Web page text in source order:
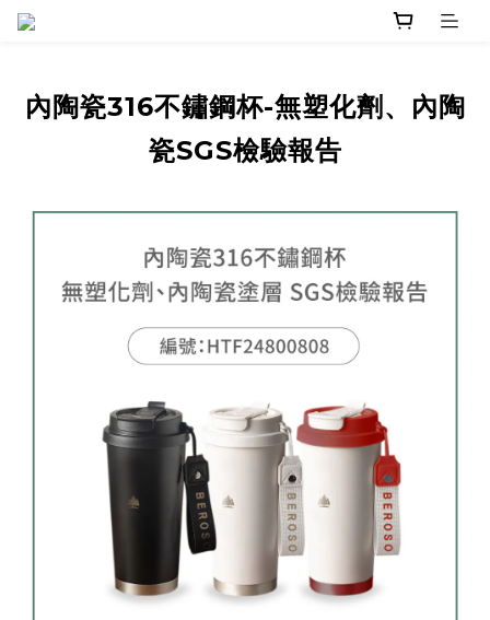
內陶瓷316不鏽鋼杯-無塑化劑、內陶
瓷SGS檢驗報告